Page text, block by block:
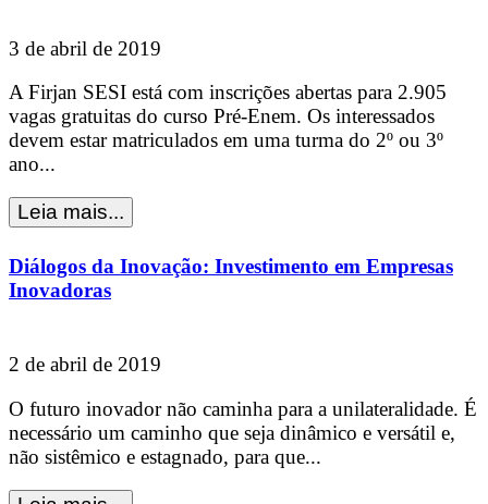
3 de abril de 2019
A Firjan SESI está com inscrições abertas para 2.905
vagas gratuitas do curso Pré-Enem. Os interessados
devem estar matriculados em uma turma do 2º ou 3º
ano...
Diálogos da Inovação: Investimento em Empresas
Inovadoras
2 de abril de 2019
O futuro inovador não caminha para a unilateralidade. É
necessário um caminho que seja dinâmico e versátil e,
não sistêmico e estagnado, para que...